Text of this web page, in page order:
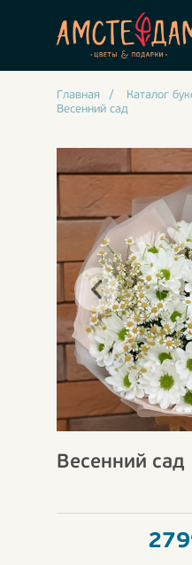
Главная / Каталог
Весенний сад
Весенний сад